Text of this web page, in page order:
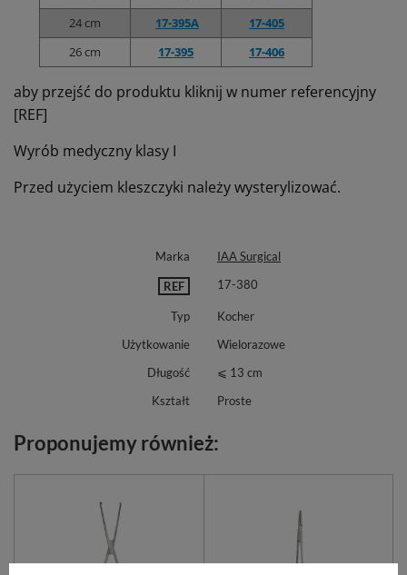
24 cm
17-395A
17-405
26 cm
17-395 17-406
aby przejść do produktu kliknij w numer referencyjny
[REF]
Wyrób medyczny klasy I
Przed użyciem kleszczyki należy wysterylizować.
Marka IAA Surgical
REF 17-380
Typ
Kocher
Użytkowanie
Wielorazowe
Długość
⩽ 13 cm
Kształt
Proste
Proponujemy również: